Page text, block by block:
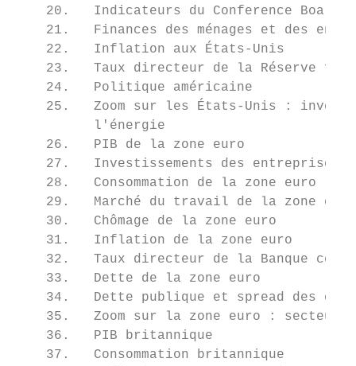
20.   Indicateurs du Conference Board
21.   Finances des ménages et des
22.   Inflation aux États-Unis
23.   Taux directeur de la Réserve
    24.   Politique américaine
25.   Zoom sur les États-Unis :
l'énergie
    26.   PIB de la zone euro
27.   Investissements des entreprises
28.   Consommation de la zone euro
29.   Marché du travail de la zone
30.   Chômage de la zone euro
31.   Inflation de la zone euro
32.   Taux directeur de la Banque
33.   Dette de la zone euro
34.   Dette publique et spread des
35.   Zoom sur la zone euro :
36.   PIB britannique
    37.   Consommation britannique